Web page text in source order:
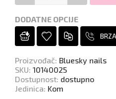
DODATNE OPCIJE
Proizvođač: Bluesky nails
SKU: 10140025
Dostupnost: dostupno
Jedinica: Kom